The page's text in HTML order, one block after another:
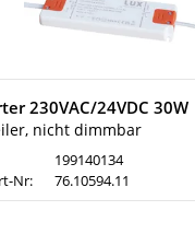
230VAC/24VDC 30W
nicht dimmbar
199140134
Nr:
76.10594.11